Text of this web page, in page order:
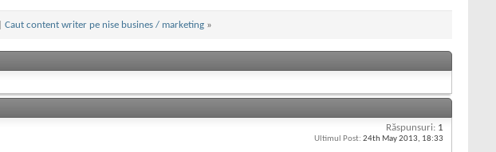
Caut content writer pe nise busines / marketing »
Răspunsuri: 1
Ultimul Post: 24th May 2013, 18:33